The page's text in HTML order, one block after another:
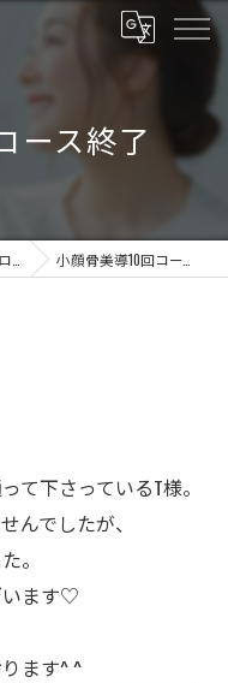
ース終了
小顔骨美導10回コース終了
て下さっているT様。
んでしたが、
。
います♡
ます^ ^